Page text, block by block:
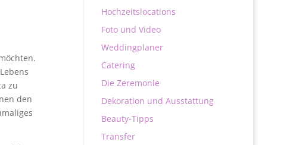
zu
den
Hochzeitslocations
Foto und Video
Weddingplaner
Catering
Die Zeremonie
Dekoration und Ausstattung
Beauty-Tipps
Transfer